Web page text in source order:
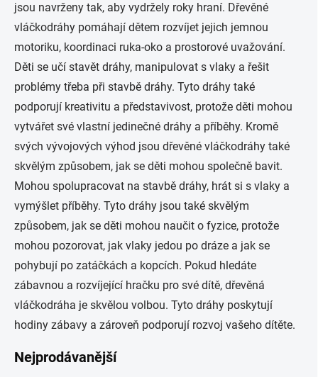
jsou navrženy tak, aby vydržely roky hraní. Dřevěné
vláčkodráhy pomáhají dětem rozvíjet jejich jemnou
motoriku, koordinaci ruka-oko a prostorové uvažování.
Děti se učí stavět dráhy, manipulovat s vlaky a řešit
problémy třeba při stavbě dráhy. Tyto dráhy také
podporují kreativitu a představivost, protože děti mohou
vytvářet své vlastní jedinečné dráhy a příběhy. Kromě
svých vývojových výhod jsou dřevěné vláčkodráhy také
skvělým způsobem, jak se děti mohou společně bavit.
Mohou spolupracovat na stavbě dráhy, hrát si s vlaky a
vymýšlet příběhy. Tyto dráhy jsou také skvělým
způsobem, jak se děti mohou naučit o fyzice, protože
mohou pozorovat, jak vlaky jedou po dráze a jak se
pohybují po zatáčkách a kopcích. Pokud hledáte
zábavnou a rozvíjející hračku pro své dítě, dřevěná
vláčkodráha je skvělou volbou. Tyto dráhy poskytují
hodiny zábavy a zároveň podporují rozvoj vašeho dítěte.
Nejprodávanější